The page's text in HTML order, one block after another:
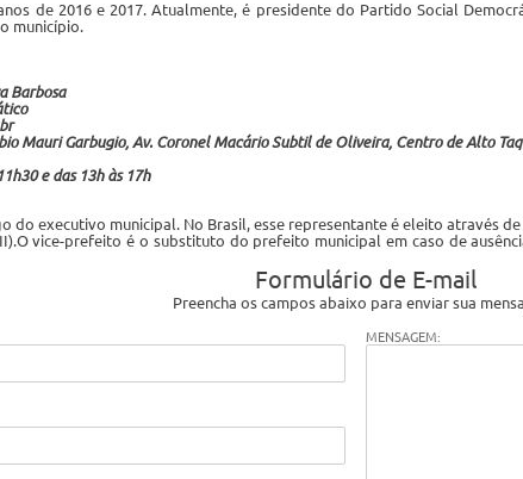
de 2016 e 2017. Atualmente, é presidente do Partido Social
município.
Barbosa
Mauri Garbugio, Av. Coronel Macário Subtil de Oliveira, Centro de Alto
e das 13h às 17h
do executivo municipal. No Brasil, esse representante é eleito através
vice-prefeito é o substituto do prefeito municipal em caso de
Formulário de E-mail
Preencha os campos abaixo para enviar sua
MENSAGEM: